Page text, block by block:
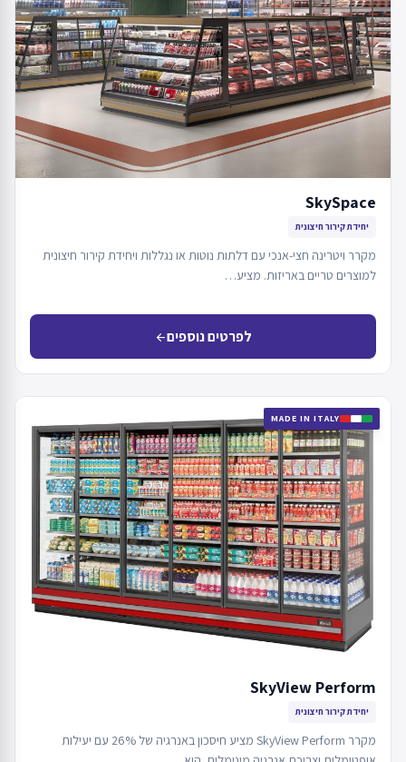
SkySpace
יחידת קירור חיצונית
מקרר ויטרינה חצי-אנכי עם דלתות נוטות או נגללות ויחידת קירור חיצונית
למוצרים טריים באריזות. מציע…
לפרטים נוספיםarrow_back
MADE IN ITALY
SkyView Perform
יחידת קירור חיצונית
מקרר SkyView Perform מציע חיסכון באנרגיה של 26% עם יעילות